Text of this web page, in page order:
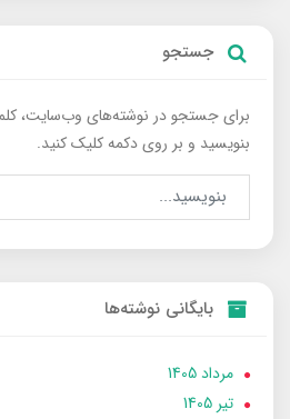
جستجو
برای جستجو در نوشته‌های وب‌سایت،
بنویسید و بر روی دکمه کلیک کنید.
بایگانی نوشته‌ها
مرداد 1405
تير 1405